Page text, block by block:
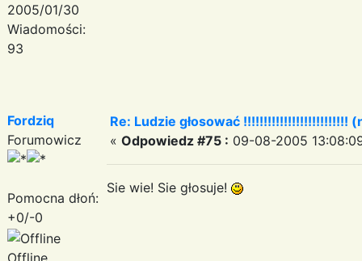
2005/01/30
Wiadomości:
93
Fordziq
Forumowicz
Pomocna dłoń:
+0/-0
Offline
Re: Ludzie głosować !!!!!!!!!!!!!!!!!!!!!!!!!!
« Odpowiedz #75 : 09-08-2005
Sie wie! Sie głosuje!